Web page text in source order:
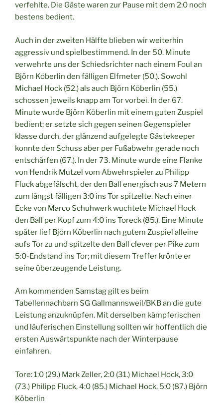
verfehlte. Die Gäste waren zur Pause mit dem 2:0 noch
bestens bedient.
Auch in der zweiten Hälfte blieben wir weiterhin
aggressiv und spielbestimmend. In der 50. Minute
verwehrte uns der Schiedsrichter nach einem Foul an
Björn Köberlin den fälligen Elfmeter (50.). Sowohl
Michael Hock (52.) als auch Björn Köberlin (55.)
schossen jeweils knapp am Tor vorbei. In der 67.
Minute wurde Björn Köberlin mit einem guten Zuspiel
bedient; er setzte sich gegen seinen Gegenspieler
klasse durch, der glänzend aufgelegte Gästekeeper
konnte den Schuss aber per Fußabwehr gerade noch
entschärfen (67.). In der 73. Minute wurde eine Flanke
von Hendrik Mutzel vom Abwehrspieler zu Philipp
Fluck abgefälscht, der den Ball energisch aus 7 Metern
zum längst fälligen 3:0 ins Tor spitzelte. Nach einer
Ecke von Marco Schuhwerk wuchtete Michael Hock
den Ball per Kopf zum 4:0 ins Toreck (85.). Eine Minute
später lief Björn Köberlin nach gutem Zuspiel alleine
aufs Tor zu und spitzelte den Ball clever per Pike zum
5:0-Endstand ins Tor; mit diesem Treffer krönte er
seine überzeugende Leistung.
Am kommenden Samstag gilt es beim
Tabellennachbarn SG Gallmannsweil/BKB an die gute
Leistung anzuknüpfen. Mit derselben kämpferischen
und läuferischen Einstellung sollten wir hoffentlich die
ersten Auswärtspunkte nach der Winterpause
einfahren.
Tore: 1:0 (29.) Mark Zeller, 2:0 (31.) Michael Hock, 3:0
(73.) Philipp Fluck, 4:0 (85.) Michael Hock, 5:0 (87.) Björn
Köberlin